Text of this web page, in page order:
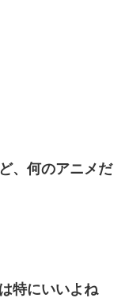
、何のアニメだ
特にいいよね